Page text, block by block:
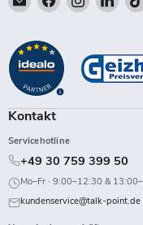
Talk-
Sie
auf
Facebook
Sie
auf
Instagram
Sie
auf
Kontakt
Servicehotline
+49 30 759 399 50
Mo–Fr · 9:00–12:30 &
kundenservice@talk-point.de